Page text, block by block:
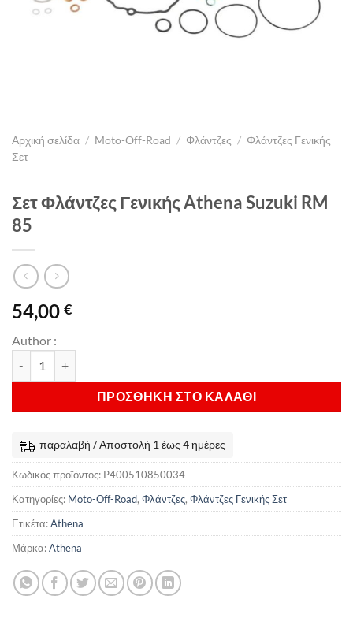
Αρχική σελίδα / Moto-Off-Road / Φλάντζες / Φλάντζες Γενικής
Σετ
Σετ Φλάντζες Γενικής Athena Suzuki RM
85
54,00 €
Author :
ΠΡΟΣΘΉΚΗ ΣΤΟ ΚΑΛΆΘΙ
παραλαβή / Αποστολή 1 έως 4 ημέρες
Κωδικός προϊόντος: P400510850034
Κατηγορίες: Moto-Off-Road, Φλάντζες, Φλάντζες Γενικής Σετ
Ετικέτα:Athena
Μάρκα:Athena